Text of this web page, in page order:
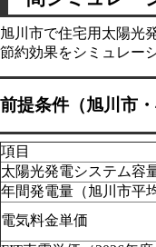
旭川市で住宅用太陽光
節約効果をシミュレー
前提条件（旭川市・
項目
太陽光発電システム容
年間発電量（旭川市平均
電気料金単価